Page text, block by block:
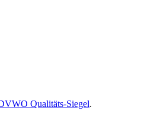
Qualitäts-Siegel.